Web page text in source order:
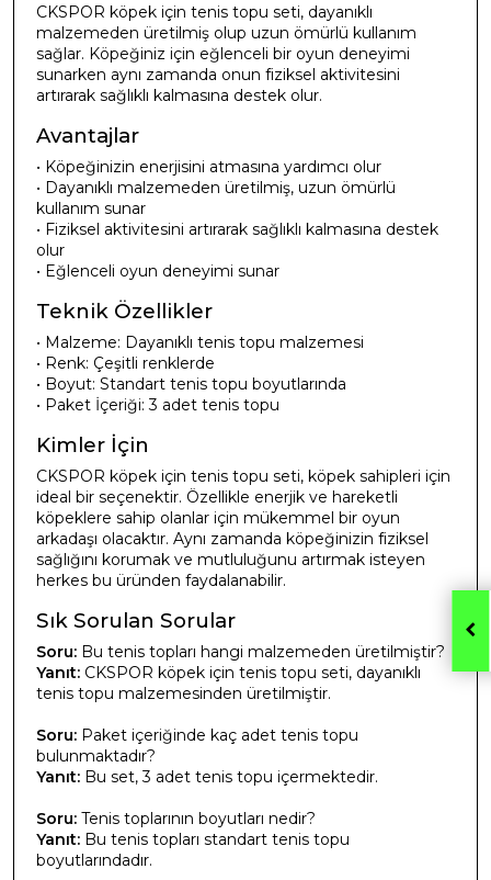
CKSPOR köpek için tenis topu seti, dayanıklı
malzemeden üretilmiş olup uzun ömürlü kullanım
sağlar. Köpeğiniz için eğlenceli bir oyun deneyimi
sunarken aynı zamanda onun fiziksel aktivitesini
artırarak sağlıklı kalmasına destek olur.
Avantajlar
• Köpeğinizin enerjisini atmasına yardımcı olur
• Dayanıklı malzemeden üretilmiş, uzun ömürlü
kullanım sunar
• Fiziksel aktivitesini artırarak sağlıklı kalmasına destek
olur
• Eğlenceli oyun deneyimi sunar
Teknik Özellikler
• Malzeme: Dayanıklı tenis topu malzemesi
• Renk: Çeşitli renklerde
• Boyut: Standart tenis topu boyutlarında
• Paket İçeriği: 3 adet tenis topu
Kimler İçin
CKSPOR köpek için tenis topu seti, köpek sahipleri için
ideal bir seçenektir. Özellikle enerjik ve hareketli
köpeklere sahip olanlar için mükemmel bir oyun
arkadaşı olacaktır. Aynı zamanda köpeğinizin fiziksel
sağlığını korumak ve mutluluğunu artırmak isteyen
herkes bu üründen faydalanabilir.
Sık Sorulan Sorular
Soru: Bu tenis topları hangi malzemeden üretilmiştir?
Yanıt: CKSPOR köpek için tenis topu seti, dayanıklı
tenis topu malzemesinden üretilmiştir.
Soru: Paket içeriğinde kaç adet tenis topu
bulunmaktadır?
Yanıt: Bu set, 3 adet tenis topu içermektedir.
Soru: Tenis toplarının boyutları nedir?
Yanıt: Bu tenis topları standart tenis topu
boyutlarındadır.